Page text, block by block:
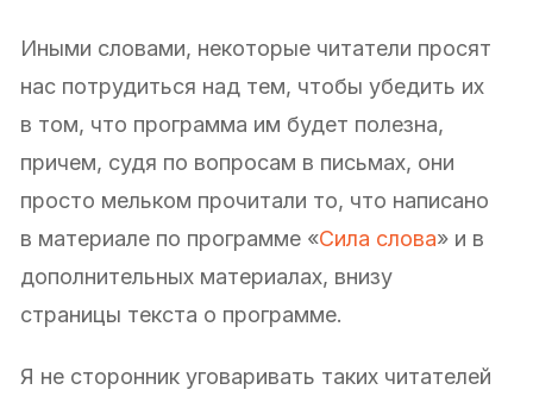
Иными словами, некоторые читатели просят
нас потрудиться над тем, чтобы убедить их
в том, что программа им будет полезна,
причем, судя по вопросам в письмах, они
просто мельком прочитали то, что написано
в материале по программе «Сила слова» и в
дополнительных материалах, внизу
страницы текста о программе.
Я не сторонник уговаривать таких читателей